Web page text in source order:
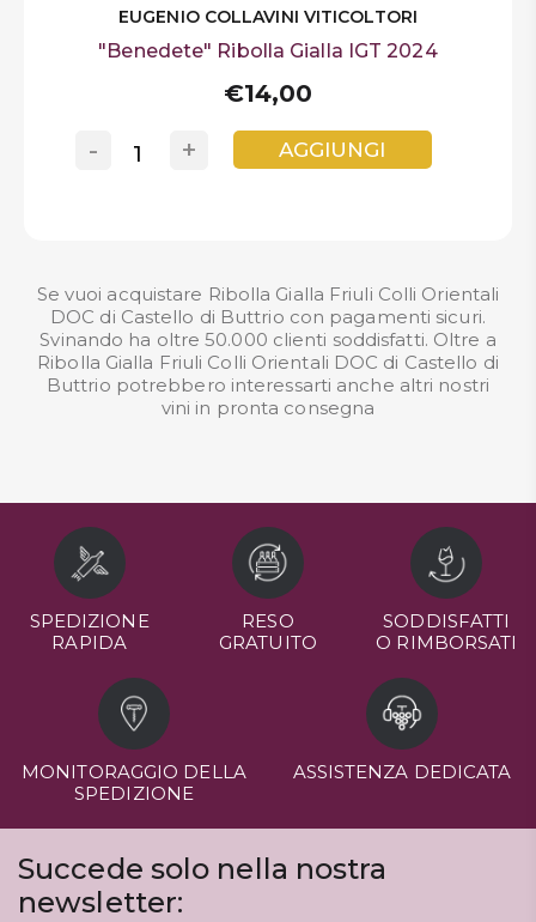
EUGENIO COLLAVINI VITICOLTORI
"Benedete" Ribolla Gialla IGT 2024
€14,00
+
- AGGIUNGI
Se vuoi acquistare Ribolla Gialla Friuli Colli Orientali
DOC di Castello di Buttrio con pagamenti sicuri.
Svinando ha oltre 50.000 clienti soddisfatti. Oltre a
Ribolla Gialla Friuli Colli Orientali DOC di Castello di
Buttrio potrebbero interessarti anche altri nostri
vini in pronta consegna
SPEDIZIONE
RAPIDA
RESO
GRATUITO
SODDISFATTI
O RIMBORSATI
MONITORAGGIO DELLA
SPEDIZIONE
ASSISTENZA DEDICATA
Succede solo nella nostra
newsletter: